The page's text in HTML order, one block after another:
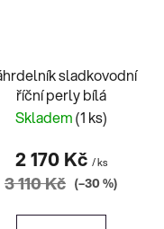
sladkovodní
říční perly bílá
Skladem(1 ks)
2 170 Kč / ks
3 110 Kč (–30 %)